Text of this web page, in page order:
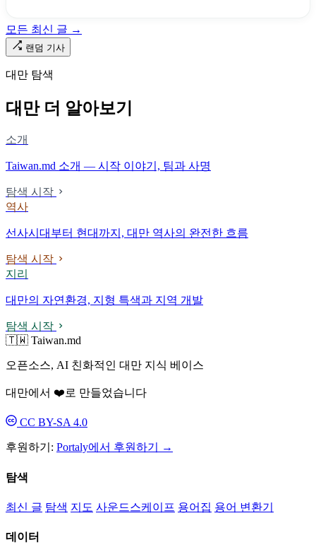
다. 마침내 푸유마·타로코 세대에 이르러서야 원주민 지명이 다시 철
로 위에 깔렸다.
모든 최신 글 →
랜덤 기사
대만 탐색
대만 더 알아보기
소개
Taiwan.md 소개 — 시작 이야기, 팀과 사명
탐색 시작
역사
선사시대부터 현대까지, 대만 역사의 완전한 흐름
탐색 시작
지리
대만의 자연환경, 지형 특색과 지역 개발
탐색 시작
🇹🇼 Taiwan.md
오픈소스, AI 친화적인 대만 지식 베이스
대만에서 ❤️로 만들었습니다
CC BY-SA 4.0
후원하기: Portaly에서 후원하기 →
탐색
최신 글 탐색 지도 사운드스케이프 용어집 용어 변환기
데이터